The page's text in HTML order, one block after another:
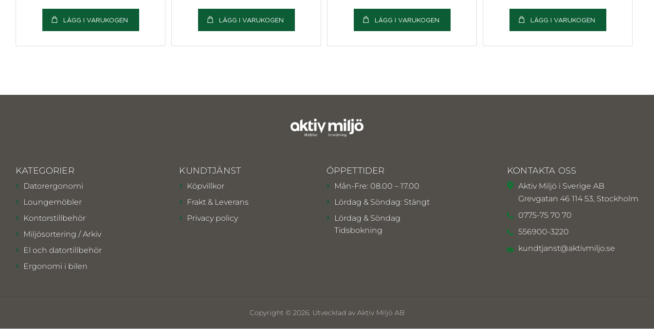
LÄGG I VARUKOGEN LÄGG I VARUKOGEN LÄGG I VARUKOGEN LÄGG I VARUKOGEN
KATEGORIER
Datorergonomi
Loungemöbler
Kontorstillbehör
Miljösortering / Arkiv
El och datortillbehör
Ergonomi i bilen
KUNDTJÄNST
Köpvillkor
Frakt & Leverans
Privacy policy
ÖPPETTIDER
Mån-Fre: 08.00 – 17.00
Lördag & Söndag: Stängt
Lördag & Söndag
Tidsbokning
KONTAKTA OSS
Aktiv Miljö i Sverige AB
Grevgatan 46 114 53, Stockholm
0775-75 70 70
556900-3220
kundtjanst@aktivmiljo.se
Copyright © 2026. Utvecklad av Aktiv Miljö AB